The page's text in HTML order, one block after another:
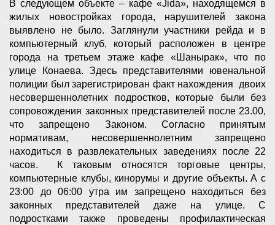
В следующем объекте – кафе «Jida», находящемся в
жилых новостройках города, нарушителей закона
выявлено не было. Заглянули участники рейда и в
компьютерный клуб, который расположен в центре
города на третьем этаже кафе «Шанырак», что по
улице Конаева. Здесь представителями ювенальной
полиции был зарегистрирован факт нахождения двоих
несовершеннолетних подростков, которые были без
сопровождения законных представителей после 23.00,
что запрещено Законом. Согласно принятым
нормативам, несовершеннолетним запрещено
находиться в развлекательных заведениях после 22
часов. К таковым относятся торговые центры,
компьютерные клубы, кинорумы и другие объекты. А с
23:00 до 06:00 утра им запрещено находиться без
законных представителей даже на улице. С
подростками также проведены профилактическая